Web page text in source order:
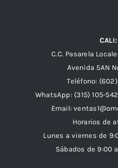
CALI:
C.C. Pasarela
Avenida 5AN
Teléfono:
WhatsApp: (315) 105-
Email:
Horarios de
Lunes a viernes de
Sábados de 9:00